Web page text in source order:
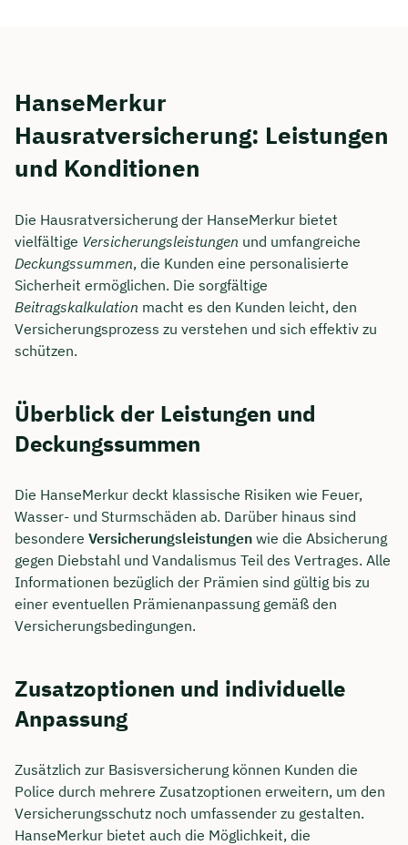
HanseMerkur
Hausratversicherung: Leistungen
und Konditionen
Die Hausratversicherung der HanseMerkur bietet
vielfältige Versicherungsleistungen und umfangreiche
Deckungssummen, die Kunden eine personalisierte
Sicherheit ermöglichen. Die sorgfältige
Beitragskalkulation macht es den Kunden leicht, den
Versicherungsprozess zu verstehen und sich effektiv zu
schützen.
Überblick der Leistungen und
Deckungssummen
Die HanseMerkur deckt klassische Risiken wie Feuer,
Wasser- und Sturmschäden ab. Darüber hinaus sind
besondere Versicherungsleistungen wie die Absicherung
gegen Diebstahl und Vandalismus Teil des Vertrages. Alle
Informationen bezüglich der Prämien sind gültig bis zu
einer eventuellen Prämienanpassung gemäß den
Versicherungsbedingungen.
Zusatzoptionen und individuelle
Anpassung
Zusätzlich zur Basisversicherung können Kunden die
Police durch mehrere Zusatzoptionen erweitern, um den
Versicherungsschutz noch umfassender zu gestalten.
HanseMerkur bietet auch die Möglichkeit, die